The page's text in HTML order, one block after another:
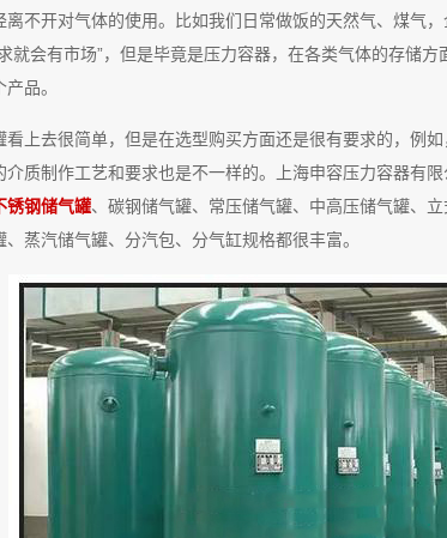
离不开对气体的使用。比如我们日常做饭的天然气、煤气
就会有市场”，但是毕竟是压力容器，在各类气体的存储
品。
看上去很简单，但是在选型购买方面还是很有要求的，例
介质制作工艺和要求也是不一样的。上海申容压力容器有
锈钢储气罐、碳钢储气罐、常压储气罐、中高压储气罐、
、蒸汽储气罐、分汽包、分气缸规格都很丰富。